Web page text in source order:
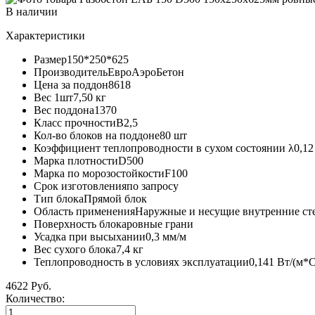
В наличии
Характеристики
Размер150*250*625
ПроизводительЕвроАэроБетон
Цена за поддон8618
Вес 1шт7,50 кг
Вес поддона1370
Класс прочностиB2,5
Кол-во блоков на поддоне80 шт
Коэффициент теплопроводности в сухом состоянии λ0,12
Марка плотностиD500
Марка по морозостойкостиF100
Срок изготовленияпо запросу
Тип блокаПрямой блок
Область примененияНаружные и несущие внутренние
Поверхность блокаровные грани
Усадка при высыхании0,3 мм/м
Вес сухого блока7,4 кг
Теплопроводность в условиях эксплуатации0,141 Вт/
4622 Руб.
Количество: